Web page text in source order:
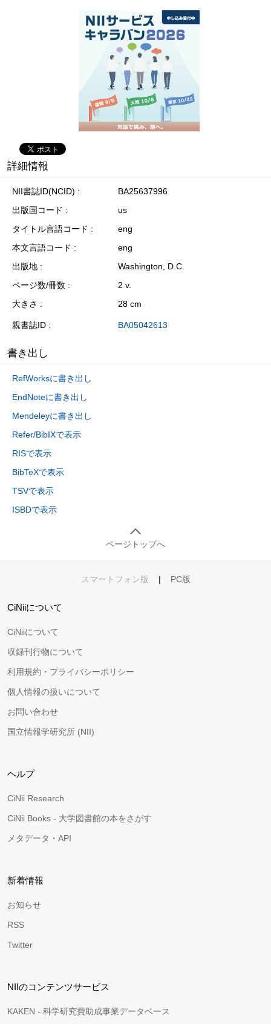
詳細情報
NII書誌ID(NCID)
BA25637996
出版国コード
us
タイトル言語コード
eng
本文言語コード
eng
出版地
Washington, D.C.
ページ数/冊数
2 v.
大きさ
28 cm
親書誌ID BA05042613
書き出し
RefWorksに書き出し
EndNoteに書き出し
Mendeleyに書き出し
Refer/BibIXで表示
RISで表示
BibTeXで表示
TSVで表示
ISBDで表示
ページトップへ
スマートフォン版 | PC版
CiNiiについて
CiNiiについて
収録刊行物について
利用規約・プライバシーポリシー
個人情報の扱いについて
お問い合わせ
国立情報学研究所 (NII)
ヘルプ
CiNii Research
CiNii Books - 大学図書館の本をさがす
メタデータ・API
新着情報
お知らせ
RSS
Twitter
NIIのコンテンツサービス
KAKEN - 科学研究費助成事業データベース